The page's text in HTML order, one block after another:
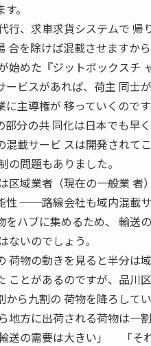
。
行、求車求貨システムで
合を除けば混載させますから
始めた『ジットボックスチ
ービスがあれば、荷主 同士
に主導権が 移っていくの
部分の共 同化は日本でも早
混載サービ スは開発されてこ
の問題もありました。
区域業者（現在の一般業
性 ──路線会社も域内混載サ
ハブに集めるため、 輸送
ないのでしょう。
荷物の動きを見ると半分は
ことがあるのですが、品川
ら九割の 荷物を降ろしてい
地方に出荷される荷物は一
送の需要は大きい」 「そ